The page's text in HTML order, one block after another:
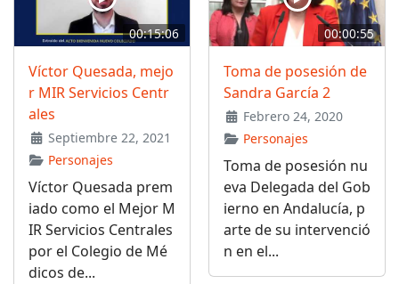
00:15:06
Víctor Quesada, mejo
r MIR Servicios Centr
ales
Septiembre 22, 2021
Personajes
Víctor Quesada prem
iado como el Mejor M
IR Servicios Centrales
por el Colegio de Mé
dicos de...
00:00:55
Toma de posesión de
Sandra García 2
Febrero 24, 2020
Personajes
Toma de posesión nu
eva Delegada del Gob
ierno en Andalucía, p
arte de su intervenció
n en el...